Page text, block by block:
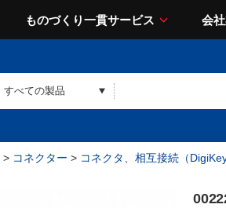
ものづくり一貫サービス 会
> コネクター > コネクタ、相互接続（DigiKey